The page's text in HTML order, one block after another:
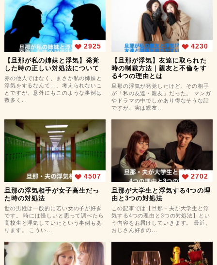
2925
【旦那が私の姉妹と浮気】発覚
した時の正しい対処法について
赤の他人ではなく、まさか私の姉妹と
浮気をするなんて…。考えられないこ
とですが、意外にもこのような事例は
数多く...
4230
【旦那が浮気】友達に取られた
時の制裁方法｜親友と不倫をす
る4つの理由とは
旦那の浮気が発覚したけど、その相手
が「私の友達・親友」だった。 マンガ
やドラマの中でしかあり得なそうな話
ですが、実は親友...
4507
旦那の浮気相手が女子高生だっ
た時の対処法
世の男性は一般的に若い女の子が好き
です。 時には怪しいと思って調べたら
高校生と浮気していたという事例もあ
ります。 こうい...
2702
旦那が大学生と浮気する4つの理
由と3つの対処法
この記事では【旦那・夫が大学生と浮
気する4つの理由と3つの対処法】とい
う内容をお届けしていきます。 最近、
おじさん好きの...